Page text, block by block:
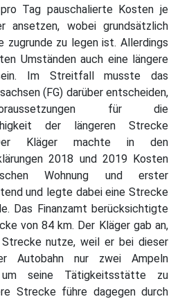
Tag pauschalierte Kosten je
ansetzen, wobei grundsätzlich
zugrunde zu legen ist. Allerdings
Umständen auch eine längere
Im Streitfall musste das
(FG) darüber entscheiden,
für die
der längeren Strecke
Kläger machte in den
2018 und 2019 Kosten
Wohnung und erster
und legte dabei eine Strecke
Das Finanzamt berücksichtigte
von 84 km. Der Kläger gab an,
nutze, weil er bei dieser
Autobahn nur zwei Ampeln
um seine Tätigkeitsstätte zu
Strecke führe dagegen durch